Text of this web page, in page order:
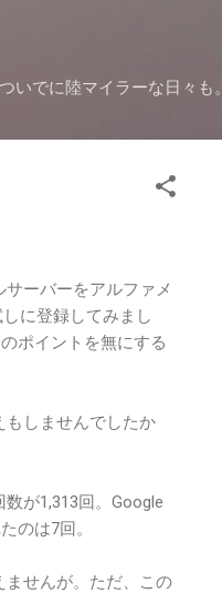
いでに陸マイラーな日々も。
ーバーをアルファメ
に登録してみまし
ポイントを無にする
もしませんでしたか
が1,313回。Google
のは7回。
ませんが。ただ、この